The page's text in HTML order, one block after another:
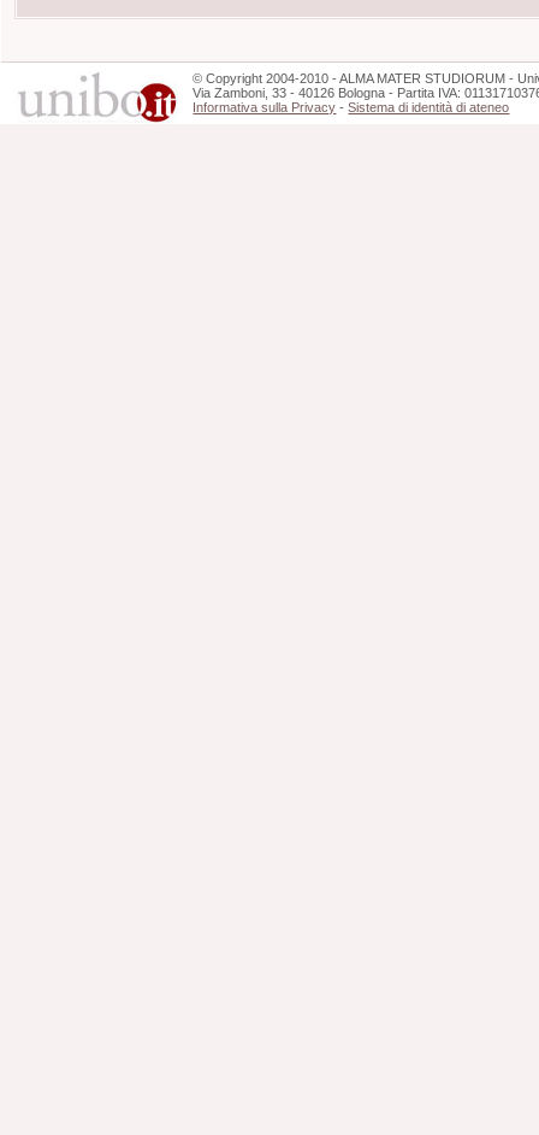
©Copyright 2004-2010 - ALMA MATER STUDIORUM -
Via Zamboni, 33 - 40126 Bologna - Partita IVA:
Informativa sulla Privacy -Sistema di identità di ateneo